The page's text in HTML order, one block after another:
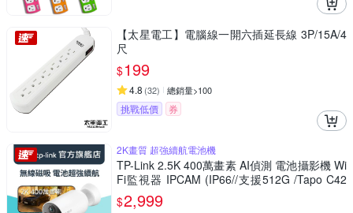
【太星電工】電腦線一開六插延長線 3P/15A/4
尺
$199
4.8 (32) 總銷量>100
挑戰低價 券
2K畫質 超強續航電池機
TP-Link 2.5K 400萬畫素 AI偵測 電池攝影機 Wi
Fi監視器 IPCAM (IP66//支援512G /Tapo C42
5)
$2,999